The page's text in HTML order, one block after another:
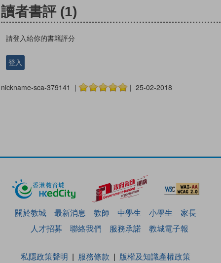
讀者書評 (1)
請登入給你的書籍評分
登入
nickname-sca-379141 | | 25-02-2018
關於教城 最新消息 教師 中學生 小學生
家長
人才招募
聯絡我們 服務承諾 教城電子報
私隱政策聲明 服務條款 版權及知識產權政策